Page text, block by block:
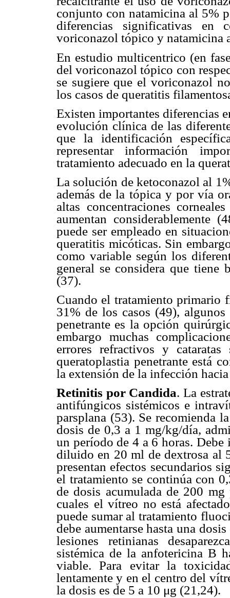
conjunto con natamicina al 5%
diferencias significativas en
voriconazol tópico y natamicina
En estudio multicentrico (en
del voriconazol tópico con
se sugiere que el voriconazol
los casos de queratitis
Existen importantes diferencias
evolución clínica de las
que la identificación
representar información
tratamiento adecuado en la
La solución de ketoconazol al
además de la tópica y por vía
altas concentraciones
aumentan considerablemente
puede ser empleado en
queratitis micóticas. Sin
como variable según los
general se considera que
(37).
Cuando el tratamiento primario
31% de los casos (49),
penetrante es la opción
embargo muchas
errores refractivos y
queratoplastia penetrante está
la extensión de la infección
Retinitis por Candida. La
antifúngicos sistémicos e
parsplana (53). Se recomienda
dosis de 0,3 a 1 mg/kg/día,
un período de 4 a 6 horas.
diluido en 20 ml de dextrosa al
presentan efectos secundarios
el tratamiento se continúa con
de dosis acumulada de 200
cuales el vítreo no está
puede sumar al tratamiento
debe aumentarse hasta una
lesiones retinianas
sistémica de la anfotericina B
viable. Para evitar la
lentamente y en el centro del
la dosis es de 5 a 10 μg (21,24).